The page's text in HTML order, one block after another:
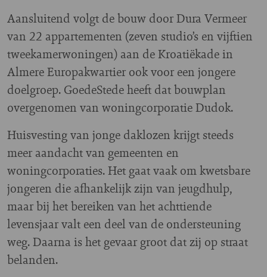
Aansluitend volgt de bouw door Dura Vermeer
van 22 appartementen (zeven studio’s en vijftien
tweekamerwoningen) aan de Kroatiëkade in
Almere Europakwartier ook voor een jongere
doelgroep. GoedeStede heeft dat bouwplan
overgenomen van woningcorporatie Dudok.
Huisvesting van jonge daklozen krijgt steeds
meer aandacht van gemeenten en
woningcorporaties. Het gaat vaak om kwetsbare
jongeren die afhankelijk zijn van jeugdhulp,
maar bij het bereiken van het achttiende
levensjaar valt een deel van de ondersteuning
weg. Daarna is het gevaar groot dat zij op straat
belanden.